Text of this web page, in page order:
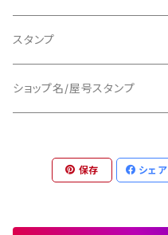
15mmサイズ
11mmサイズ
コーナーカッター
13mmタイプ
特殊ポンチ
ハート型ポンチ
平目打ち
サイズ3mmタイプ
バックル
マグネットボタン
ジョイント
スタンプ
屋号スタンプ／ショップスタンプ
ショップ名/屋号スタンプ
保存 シェア